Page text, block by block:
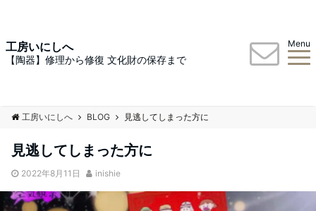
工房いにしへ
【陶器】修理から修復 文化財の保存まで
Menu
工房いにしへ BLOG 見逃してしまった方に
見逃してしまった方に
2022年8月11日 inishie